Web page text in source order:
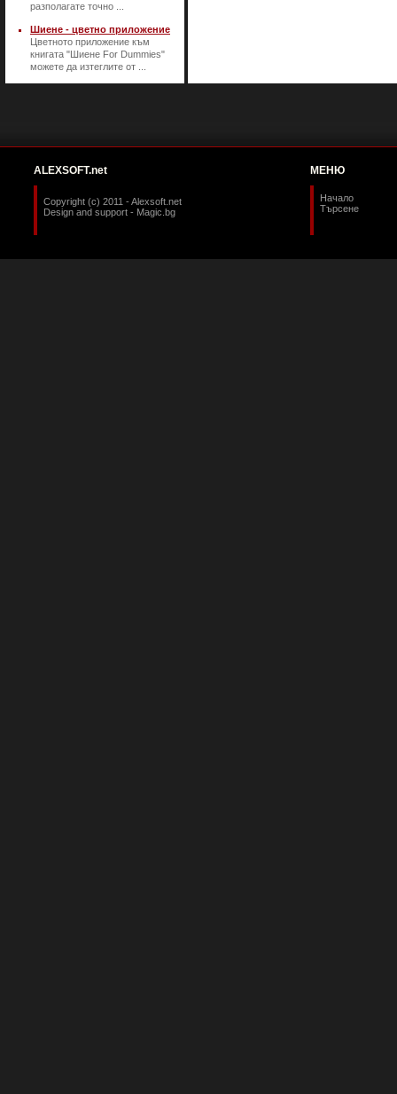
разполагате точно ...
Шиене - цветно приложение
Цветното приложение към
книгата "Шиене For Dummies"
можете да изтеглите от ...
ALEXSOFT.net
Copyright (c) 2011 - Alexsoft.net
Design and support - Magic.bg
МЕНЮ
Начало
Търсене